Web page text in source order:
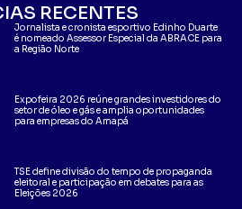
RECENTES
Jornalista e cronista esportivo Edinho Duarte
é nomeado Assessor Especial da ABRACE para
a Região Norte
Expofeira 2026 reúne grandes investidores do
setor de óleo e gás e amplia oportunidades
para empresas do Amapá
TSE define divisão do tempo de propaganda
eleitoral e participação em debates para as
Eleições 2026